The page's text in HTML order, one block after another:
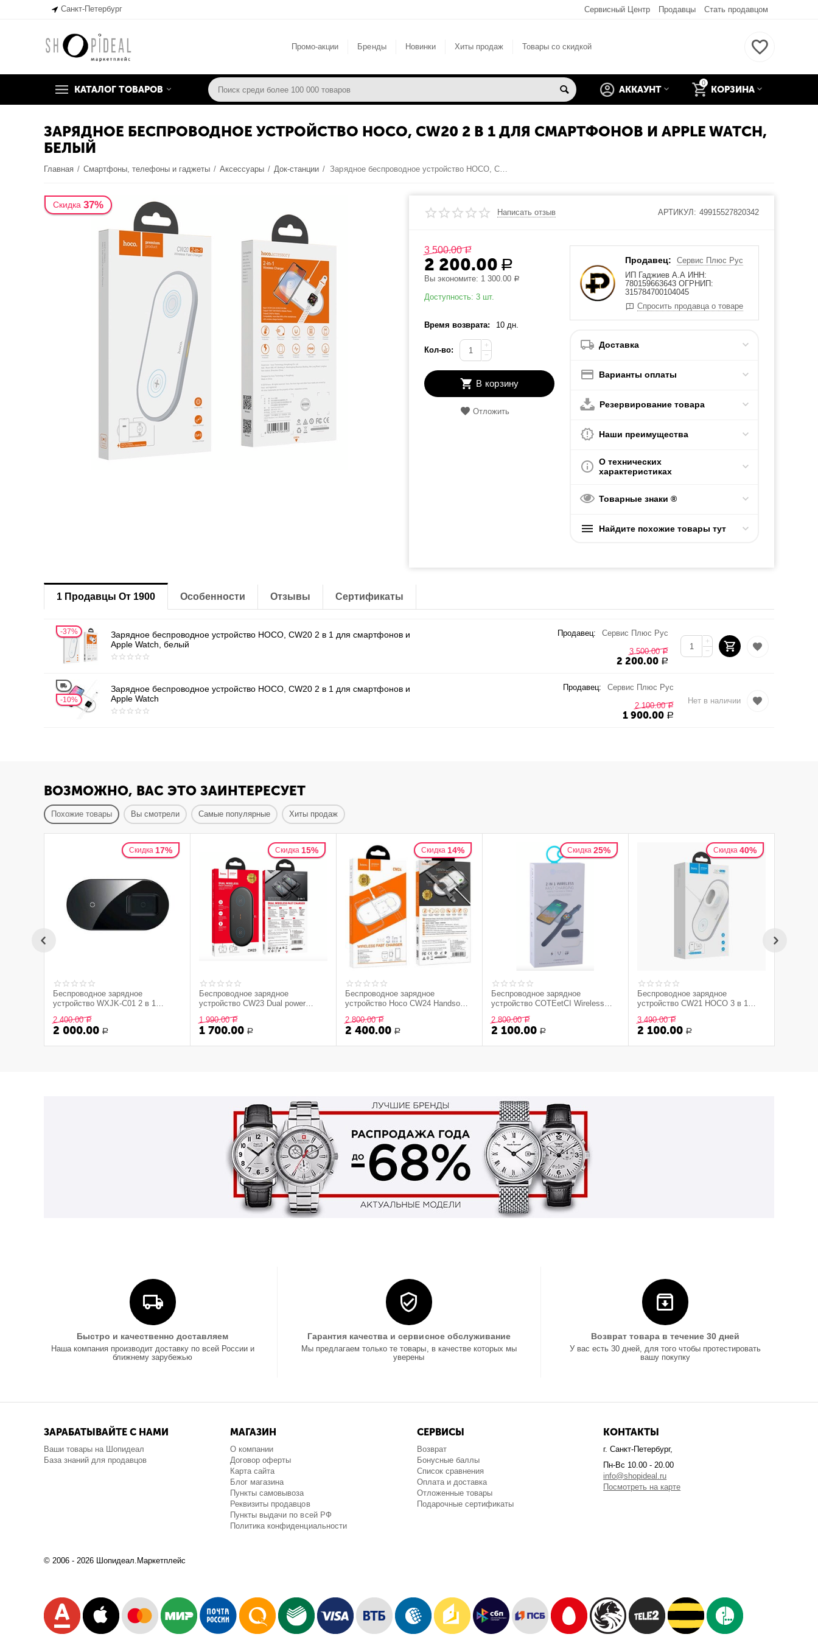
Санкт-Петербург Сервисный Центр Продавцы Стать продавцом
Промо-акции Бренды Новинки Хиты продаж Товары со скидкой
КАТАЛОГ ТОВАРОВ
0
КОРЗИНА
АККАУНТ
ЗАРЯДНОЕ БЕСПРОВОДНОЕ УСТРОЙСТВО HOCO, CW20 2 В 1 ДЛЯ СМАРТФОНОВ И APPLE WATCH,
БЕЛЫЙ
Главная / Смартфоны, телефоны и гаджеты / Аксессуары / Док-станции / Зарядное беспроводное устройство HOCO, CW20 2 в 1 для смартфонов и Apple Watch, белый
Скидка 37%
Написать отзыв АРТИКУЛ: 49915527820342
3 500.00 Р
2 200.00 Р
Вы экономите: 1 300.00 Р
Доступность: 3 шт.
Время возврата: 10 дн.
Кол-во:
+
−
В корзину
Отложить
Продавец:
Сервис Плюс Рус
ИП Гаджиев А.А ИНН:
780159663643 ОГРНИП:
315784700104045
Спросить продавца о товаре
Доставка
Варианты оплаты
Резервирование товара
Наши преимущества
О технических
характеристиках
Товарные знаки ®
Найдите похожие товары тут
1 Продавцы От 1900 Особенности Отзывы Сертификаты
37%
Зарядное беспроводное устройство HOCO, CW20 2 в 1 для смартфонов и
Apple Watch, белый
Продавец:
Сервис Плюс Рус
3 500.00 Р
2 200.00 Р
+
−
10%
Зарядное беспроводное устройство HOCO, CW20 2 в 1 для смартфонов и
Apple Watch
Продавец:
Сервис Плюс Рус
2 100.00 Р
1 900.00 Р
Нет в наличии
ВОЗМОЖНО, ВАС ЭТО ЗАИНТЕРЕСУЕТ
Похожие товары Вы смотрели Самые популярные Хиты продаж
Скидка 17%
Беспроводное зарядное
устройство WXJK-C01 2 в 1
Type-C Baseus черное
2 400.00 Р
2 000.00 Р
Скидка 15%
Беспроводное зарядное
устройство CW23 Dual power
черная
1 990.00 Р
1 700.00 Р
Скидка 14%
Беспроводное зарядное
устройство Hoco CW24 Handsome
станция - белый
2 800.00 Р
2 400.00 Р
Скидка 25%
Беспроводное зарядное
устройство COTEetCI Wireless
2 800.00 Р
2 100.00 Р
Скидка 40%
Беспроводное зарядное
устройство CW21 HOCO 3 в 1
3 490.00 Р
2 100.00 Р
Быстро и качественно доставляем
Наша компания производит доставку по всей России и
ближнему зарубежью
Гарантия качества и сервисное обслуживание
Мы предлагаем только те товары, в качестве которых мы
уверены
Возврат товара в течение 30 дней
У вас есть 30 дней, для того чтобы протестировать
вашу покупку
ЗАРАБАТЫВАЙТЕ С НАМИ
Ваши товары на Шопидеал
База знаний для продавцов
МАГАЗИН
О компании
Договор оферты
Карта сайта
Блог магазина
Пункты самовывоза
Реквизиты продавцов
Пункты выдачи по всей РФ
Политика конфиденциальности
СЕРВИСЫ
Возврат
Бонусные баллы
Список сравнения
Оплата и доставка
Отложенные товары
Подарочные сертификаты
КОНТАКТЫ
г. Санкт-Петербург,
Пн-Вс 10.00 - 20.00
info@shopideal.ru
Посмотреть на карте
© 2006 - 2026 Шопидеал.Маркетплейс